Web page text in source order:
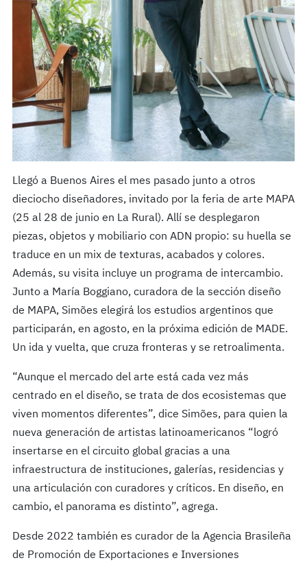
Llegó a Buenos Aires el mes pasado junto a otros
dieciocho diseñadores, invitado por la feria de arte MAPA
(25 al 28 de junio en La Rural). Allí se desplegaron
piezas, objetos y mobiliario con ADN propio: su huella se
traduce en un mix de texturas, acabados y colores.
Además, su visita incluye un programa de intercambio.
Junto a María Boggiano, curadora de la sección diseño
de MAPA, Simões elegirá los estudios argentinos que
participarán, en agosto, en la próxima edición de MADE.
Un ida y vuelta, que cruza fronteras y se retroalimenta.
“Aunque el mercado del arte está cada vez más
centrado en el diseño, se trata de dos ecosistemas que
viven momentos diferentes”, dice Simões, para quien la
nueva generación de artistas latinoamericanos “logró
insertarse en el circuito global gracias a una
infraestructura de instituciones, galerías, residencias y
una articulación con curadores y críticos. En diseño, en
cambio, el panorama es distinto”, agrega.
Desde 2022 también es curador de la Agencia Brasileña
de Promoción de Exportaciones e Inversiones